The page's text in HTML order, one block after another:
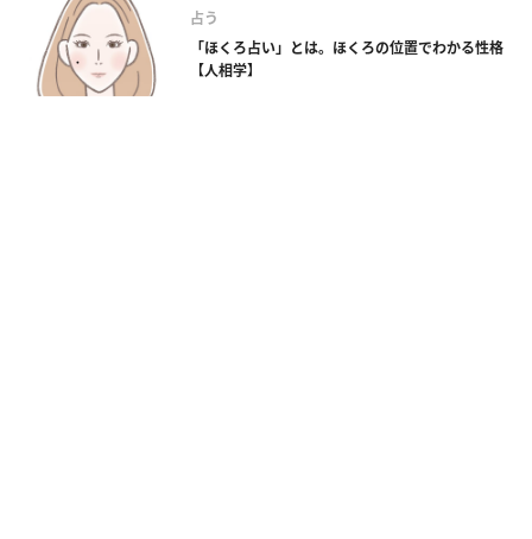
占う
「ほくろ占い」とは。ほくろの位置でわかる性格
【人相学】